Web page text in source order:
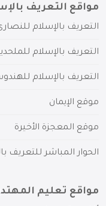
مواقع التعريف
التعريف بالإسلام
التعريف بالإسلام
التعريف بالإسلام
موقع الإيمان
موقع المعجزة الأخيرة
الحوار المباشر للتعريف
مواقع تعليم